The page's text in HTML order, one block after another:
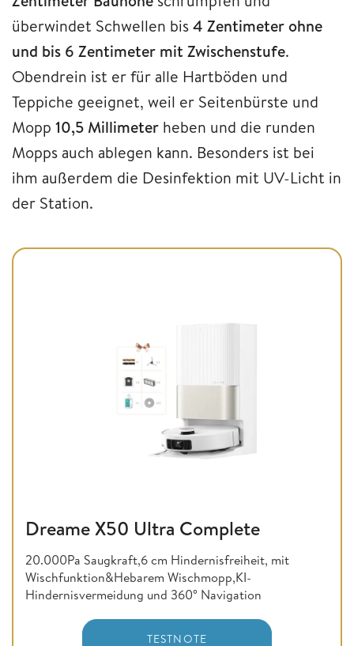
überwindet Schwellen bis4 Zentimeter ohne
und bis 6 Zentimeter mit Zwischenstufe.
Obendrein ist er für alle Hartböden und
Teppiche geeignet, weil er Seitenbürste und
Mopp 10,5 Millimeter heben und die runden
Mopps auch ablegen kann. Besonders ist bei
ihm außerdem die Desinfektion mit UV-Licht in
der Station.
Dreame X50 Ultra Complete
20.000Pa Saugkraft,6 cm Hindernisfreiheit, mit
Wischfunktion&Hebarem Wischmopp,KI-
Hindernisvermeidung und 360° Navigation
TESTNOTE